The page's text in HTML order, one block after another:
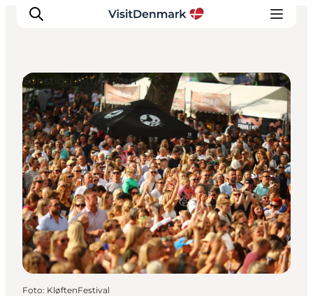
Inspiration
Regionen
Erlebnisse
Unterkünfte
Reiseplanung
Sonstige Aktivitäten
Foto: KløftenFestival